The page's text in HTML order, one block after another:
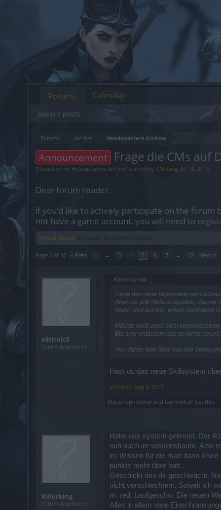
Forums Archive Headquarters Archive
Announcement Frage die CMs auf
Discussion in 'Headquarters Archive' started by CM Greg, Jul 14, 2015.
Dear forum reader,
if you’d like to actively participate on the
not have a game account, you will need to
Thread Status:
Page 5 of 12 < Prev 1 ← 3 4 5 6 7 → 12 Next >
xEthnic5
Forum Apprentice
Killerking said: ↑
Finde das neue Skillsystem sehr
Aber nur alte Skills aufsplitten, das sie
Wann wird auf min. einem Spielstand
Möchte mich auch nicht
Bin sehr entäuscht das ist nichts
Von daher, bitte lässt das alte
Hast du das neue Skillsystem
xEthnic5 Aug 9, 2015
Klaustrophobiker and Gummiball like this.
Killerking
Forum Apprentice
Habe das system getestet. Der
nun auch im wissensbaum. Also
im Wissen für die man dann keine
punkte mehr über hatt...
Geschickt den dk geschwächt,
nicht verschlechtern. Soweit ich
m. red. Laufgeschw. Die neuen
Alles in allem viele
Forums
Recent posts
Calendar